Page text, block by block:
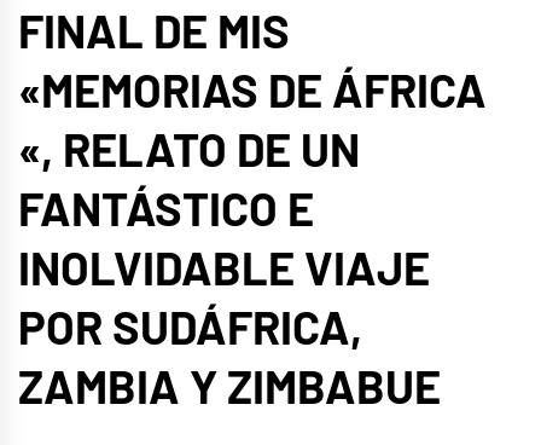
FINAL DE MIS
«MEMORIAS DE ÁFRICA
«, RELATO DE UN
FANTÁSTICO E
INOLVIDABLE VIAJE
POR SUDÁFRICA,
ZAMBIA Y ZIMBABUE